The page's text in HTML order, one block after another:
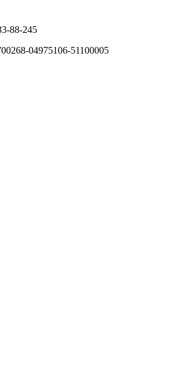
88-245
04975106-51100005